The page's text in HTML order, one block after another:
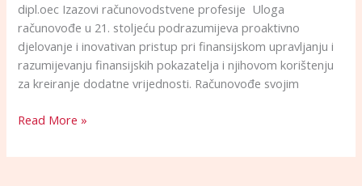
dipl.oec Izazovi računovodstvene profesije Uloga
računovođe u 21. stoljeću podrazumijeva proaktivno
djelovanje i inovativan pristup pri finansijskom upravljanju i
razumijevanju finansijskih pokazatelja i njihovom korištenju
za kreiranje dodatne vrijednosti. Računovođe svojim
Read More »